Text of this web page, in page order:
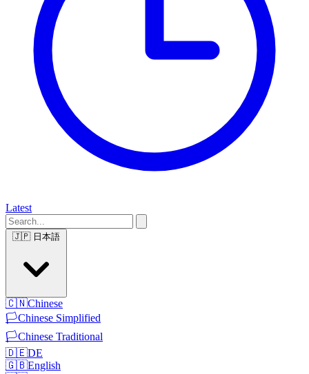
Latest
🇯🇵 日本語
🇨🇳Chinese
🏳️Chinese Simplified
🏳️Chinese Traditional
🇩🇪DE
🇬🇧English